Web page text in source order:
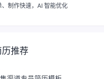
、制作快速，AI 智能优化
推荐